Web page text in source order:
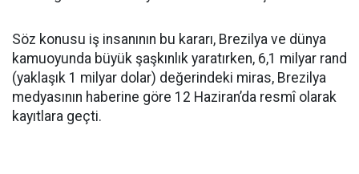
Söz konusu iş insanının bu kararı, Brezilya ve dünya
kamuoyunda büyük şaşkınlık yaratırken, 6,1 milyar rand
(yaklaşık 1 milyar dolar) değerindeki miras, Brezilya
medyasının haberine göre 12 Haziran’da resmî olarak
kayıtlara geçti.